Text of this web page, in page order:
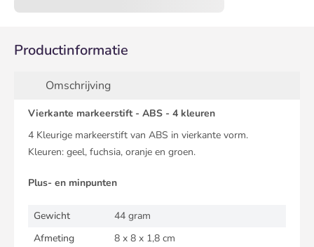
Productinformatie
Omschrijving
Vierkante markeerstift - ABS - 4 kleuren
4 Kleurige markeerstift van ABS in vierkante vorm.
Kleuren: geel, fuchsia, oranje en groen.
Plus- en minpunten
Gewicht
44 gram
Afmeting
8 x 8 x 1,8 cm